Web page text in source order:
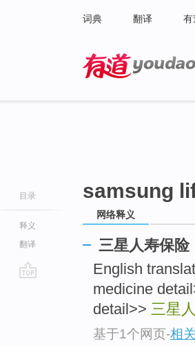
词典 翻译 有
目录
释义
翻译
samsung
网络释义
三星人寿保险
English
medicine
detail>> 三星
基于1个网页-相